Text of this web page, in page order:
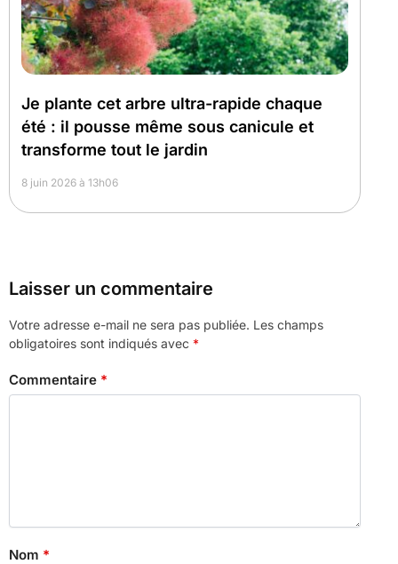
Je plante cet arbre ultra-rapide chaque
été : il pousse même sous canicule et
transforme tout le jardin
8 juin 2026 à 13h06
Laisser un commentaire
Votre adresse e-mail ne sera pas publiée. Les champs
obligatoires sont indiqués avec *
Commentaire *
Nom *